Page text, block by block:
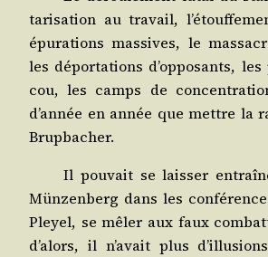
ta­ri­sa­tion au tra­vail,
épu­ra­tions mas­sives, le
les dépor­ta­tions d’opposants,
cou, les camps de
d’année en année que mettre la
Brupbacher.
Il pou­vait se lais­ser
Mün­zen­berg dans les
Pleyel, se mêler aux faux
d’alors, il n’avait plus